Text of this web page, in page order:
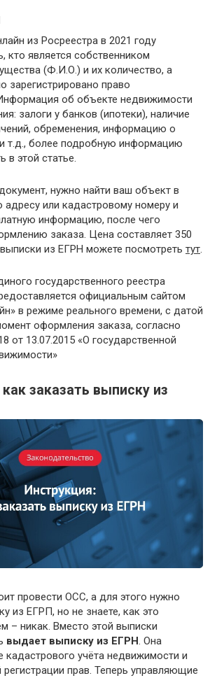
из Росреестра в 2021 году
кто является собственником
(Ф.И.О.) и их количество, а
зарегистрировано право
об объекте недвижимости
залоги у банков (ипотеки), наличие
обременения, информацию о
т.д., более подробную информацию
в этой статье.
нужно найти ваш объект в
адресу или кадастровому номеру и
информацию, после чего
заказа. Цена составляет 350
из ЕГРН можете посмотреть тут.
государственного реестра
официальным сайтом
в режиме реального времени, с датой
оформления заказа, согласно
от 13.07.2015 «О государственной
заказать выписку из
провести ОСС, а для этого нужно
из ЕГРП, но не знаете, как это
– никак. Вместо этой выписки
выдает выписку из ЕГРН. Она
кадастрового учёта недвижимости и
регистрации прав. Теперь управляющие